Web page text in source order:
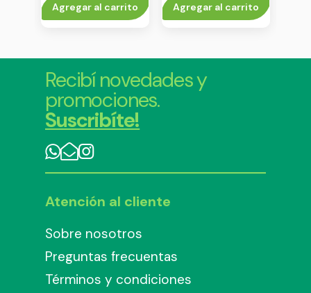
Agregar al carrito Agregar al carrito
Recibí novedades y
promociones.
Suscribíte!
Atención al cliente
Sobre nosotros
Preguntas frecuentas
Términos y condiciones